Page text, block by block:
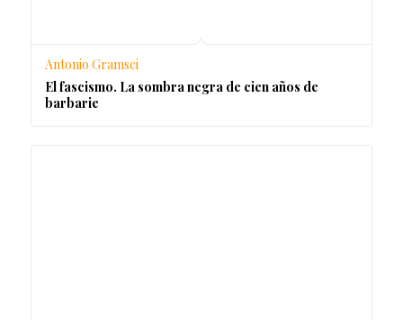
Antonio Gramsci
El fascismo. La sombra negra de cien años de
barbarie